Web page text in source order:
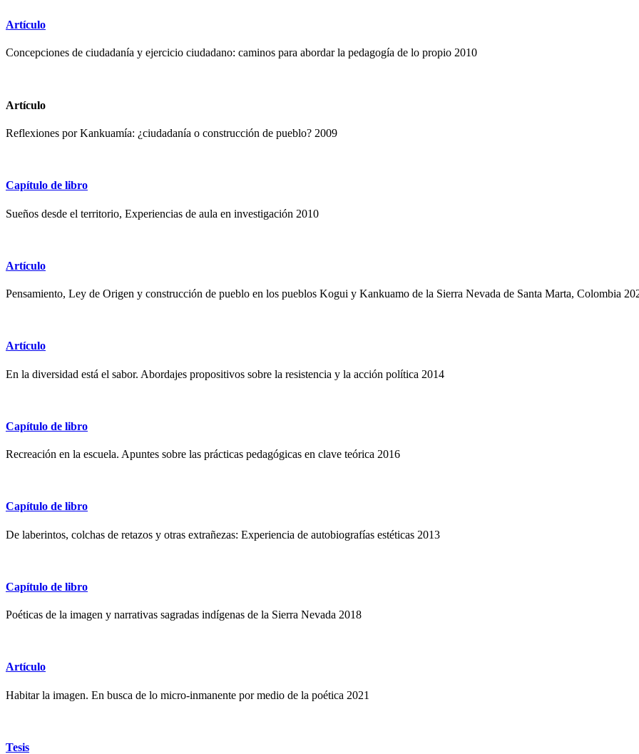
Artículo
Concepciones de ciudadanía y ejercicio ciudadano: caminos para abordar la pedagogía de lo propio 2010
Artículo
Reflexiones por Kankuamía: ¿ciudadanía o construcción de pueblo? 2009
Capítulo de libro
Sueños desde el territorio, Experiencias de aula en investigación 2010
Artículo
Pensamiento, Ley de Origen y construcción de pueblo en los pueblos Kogui y Kankuamo de la Sierra Nevada de Santa Marta, Colombia
Artículo
En la diversidad está el sabor. Abordajes propositivos sobre la resistencia y la acción política 2014
Capítulo de libro
Recreación en la escuela. Apuntes sobre las prácticas pedagógicas en clave teórica 2016
Capítulo de libro
De laberintos, colchas de retazos y otras extrañezas: Experiencia de autobiografías estéticas 2013
Capítulo de libro
Poéticas de la imagen y narrativas sagradas indígenas de la Sierra Nevada 2018
Artículo
Habitar la imagen. En busca de lo micro-inmanente por medio de la poética 2021
Tesis